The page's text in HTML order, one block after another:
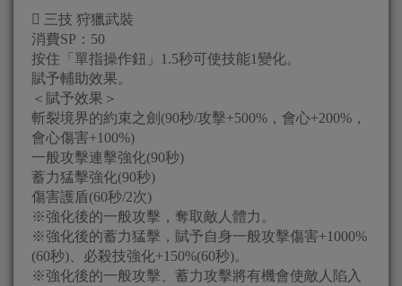
 三技 狩獵武裝
消費SP：50
按住「單指操作鈕」1.5秒可使技能1變化。
賦予輔助效果。
＜賦予效果＞
斬裂境界的約束之劍(90秒/攻擊+500%，會心+200%，
會心傷害+100%)
一般攻擊連擊強化(90秒)
蓄力猛擊強化(90秒)
傷害護盾(60秒/2次)
※強化後的一般攻擊，奪取敵人體力。
※強化後的蓄力猛擊，賦予自身一般攻擊傷害+1000%
(60秒)、必殺技強化+150%(60秒)。
※強化後的一般攻擊、蓄力攻擊將有機會使敵人陷入